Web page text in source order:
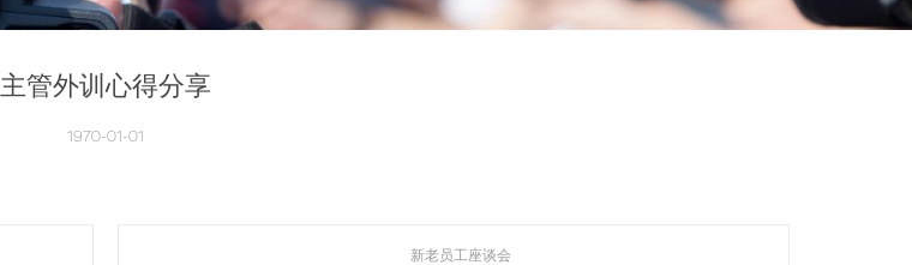
主管外训心得分享
1970-01-01
新老员工座谈会